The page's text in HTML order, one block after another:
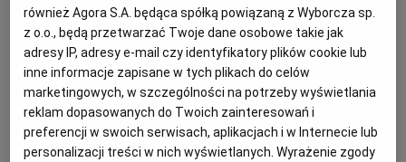
RZESZÓW
SOSNOWIEC
SZCZECIN
Restauracja Filipa 18, Świętego Filipa 18
Na pierwszy ogień – Restauracja Filipa 18. Moje kroki
skierowały się do klimatycznej restauracji, w stosunku
również Agora S.A. będąca spółką powiązaną z Wyborcza sp.
z o.o., będą przetwarzać Twoje dane osobowe takie jak
adresy IP, adresy e-mail czy identyfikatory plików cookie lub
inne informacje zapisane w tych plikach do celów
marketingowych, w szczególności na potrzeby wyświetlania
reklam dopasowanych do Twoich zainteresowań i
preferencji w swoich serwisach, aplikacjach i w Internecie lub
personalizacji treści w nich wyświetlanych. Wyrażenie zgody